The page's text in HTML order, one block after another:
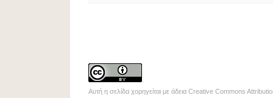
Αυτή η σελίδα χορηγείται με άδεια Creative Commons